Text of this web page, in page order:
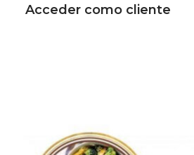
Acceder como cliente